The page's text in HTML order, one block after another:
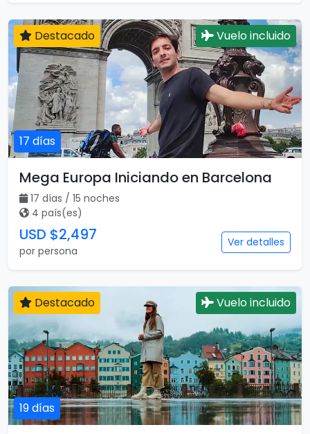
17 días
Destacado Vuelo incluido
Mega Europa Iniciando en Barcelona
17 días / 15 noches
4 país(es)
USD $2,497
por persona
Ver detalles
19 días
Destacado Vuelo incluido